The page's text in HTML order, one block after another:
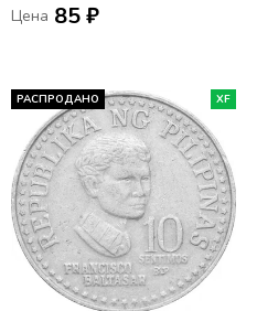
Цена 85 ₽
РАСПРОДАНО XF